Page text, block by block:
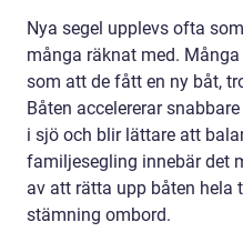
Nya segel upplevs ofta
många räknat med.
som att de fått en ny båt,
Båten accelererar
i sjö och blir lättare att
familjesegling innebär det
av att rätta upp båten hela
stämning ombord.